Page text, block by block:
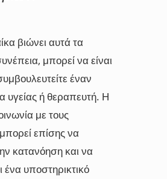
βιώνει αυτά τα
μπορεί να είναι
έναν
υγείας ή θεραπευτή. Η
με τους
επίσης να
κατανόηση και να
ένα υποστηρικτικό